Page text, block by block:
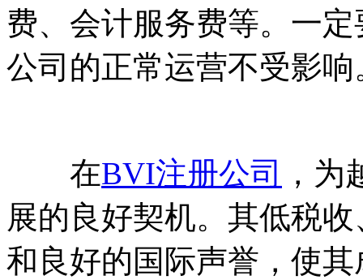
费、会计服务费等。一
公司的正常运营不受影响
在BVI注册公司
，
展的良好契机。其低税
和良好的国际声誉，使